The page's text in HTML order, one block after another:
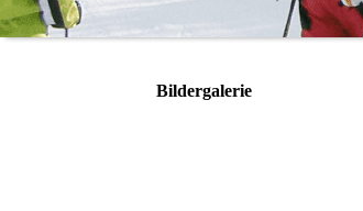
Bildergalerie